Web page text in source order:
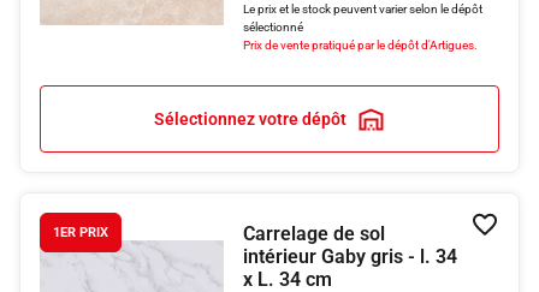
Le prix et le stock peuvent varier selon le dépôt
sélectionné
Prix de vente pratiqué par le dépôt d'Artigues.
Sélectionnez votre dépôt
1ER PRIX
Carrelage de sol
intérieur Gaby gris - l. 34
x L. 34 cm